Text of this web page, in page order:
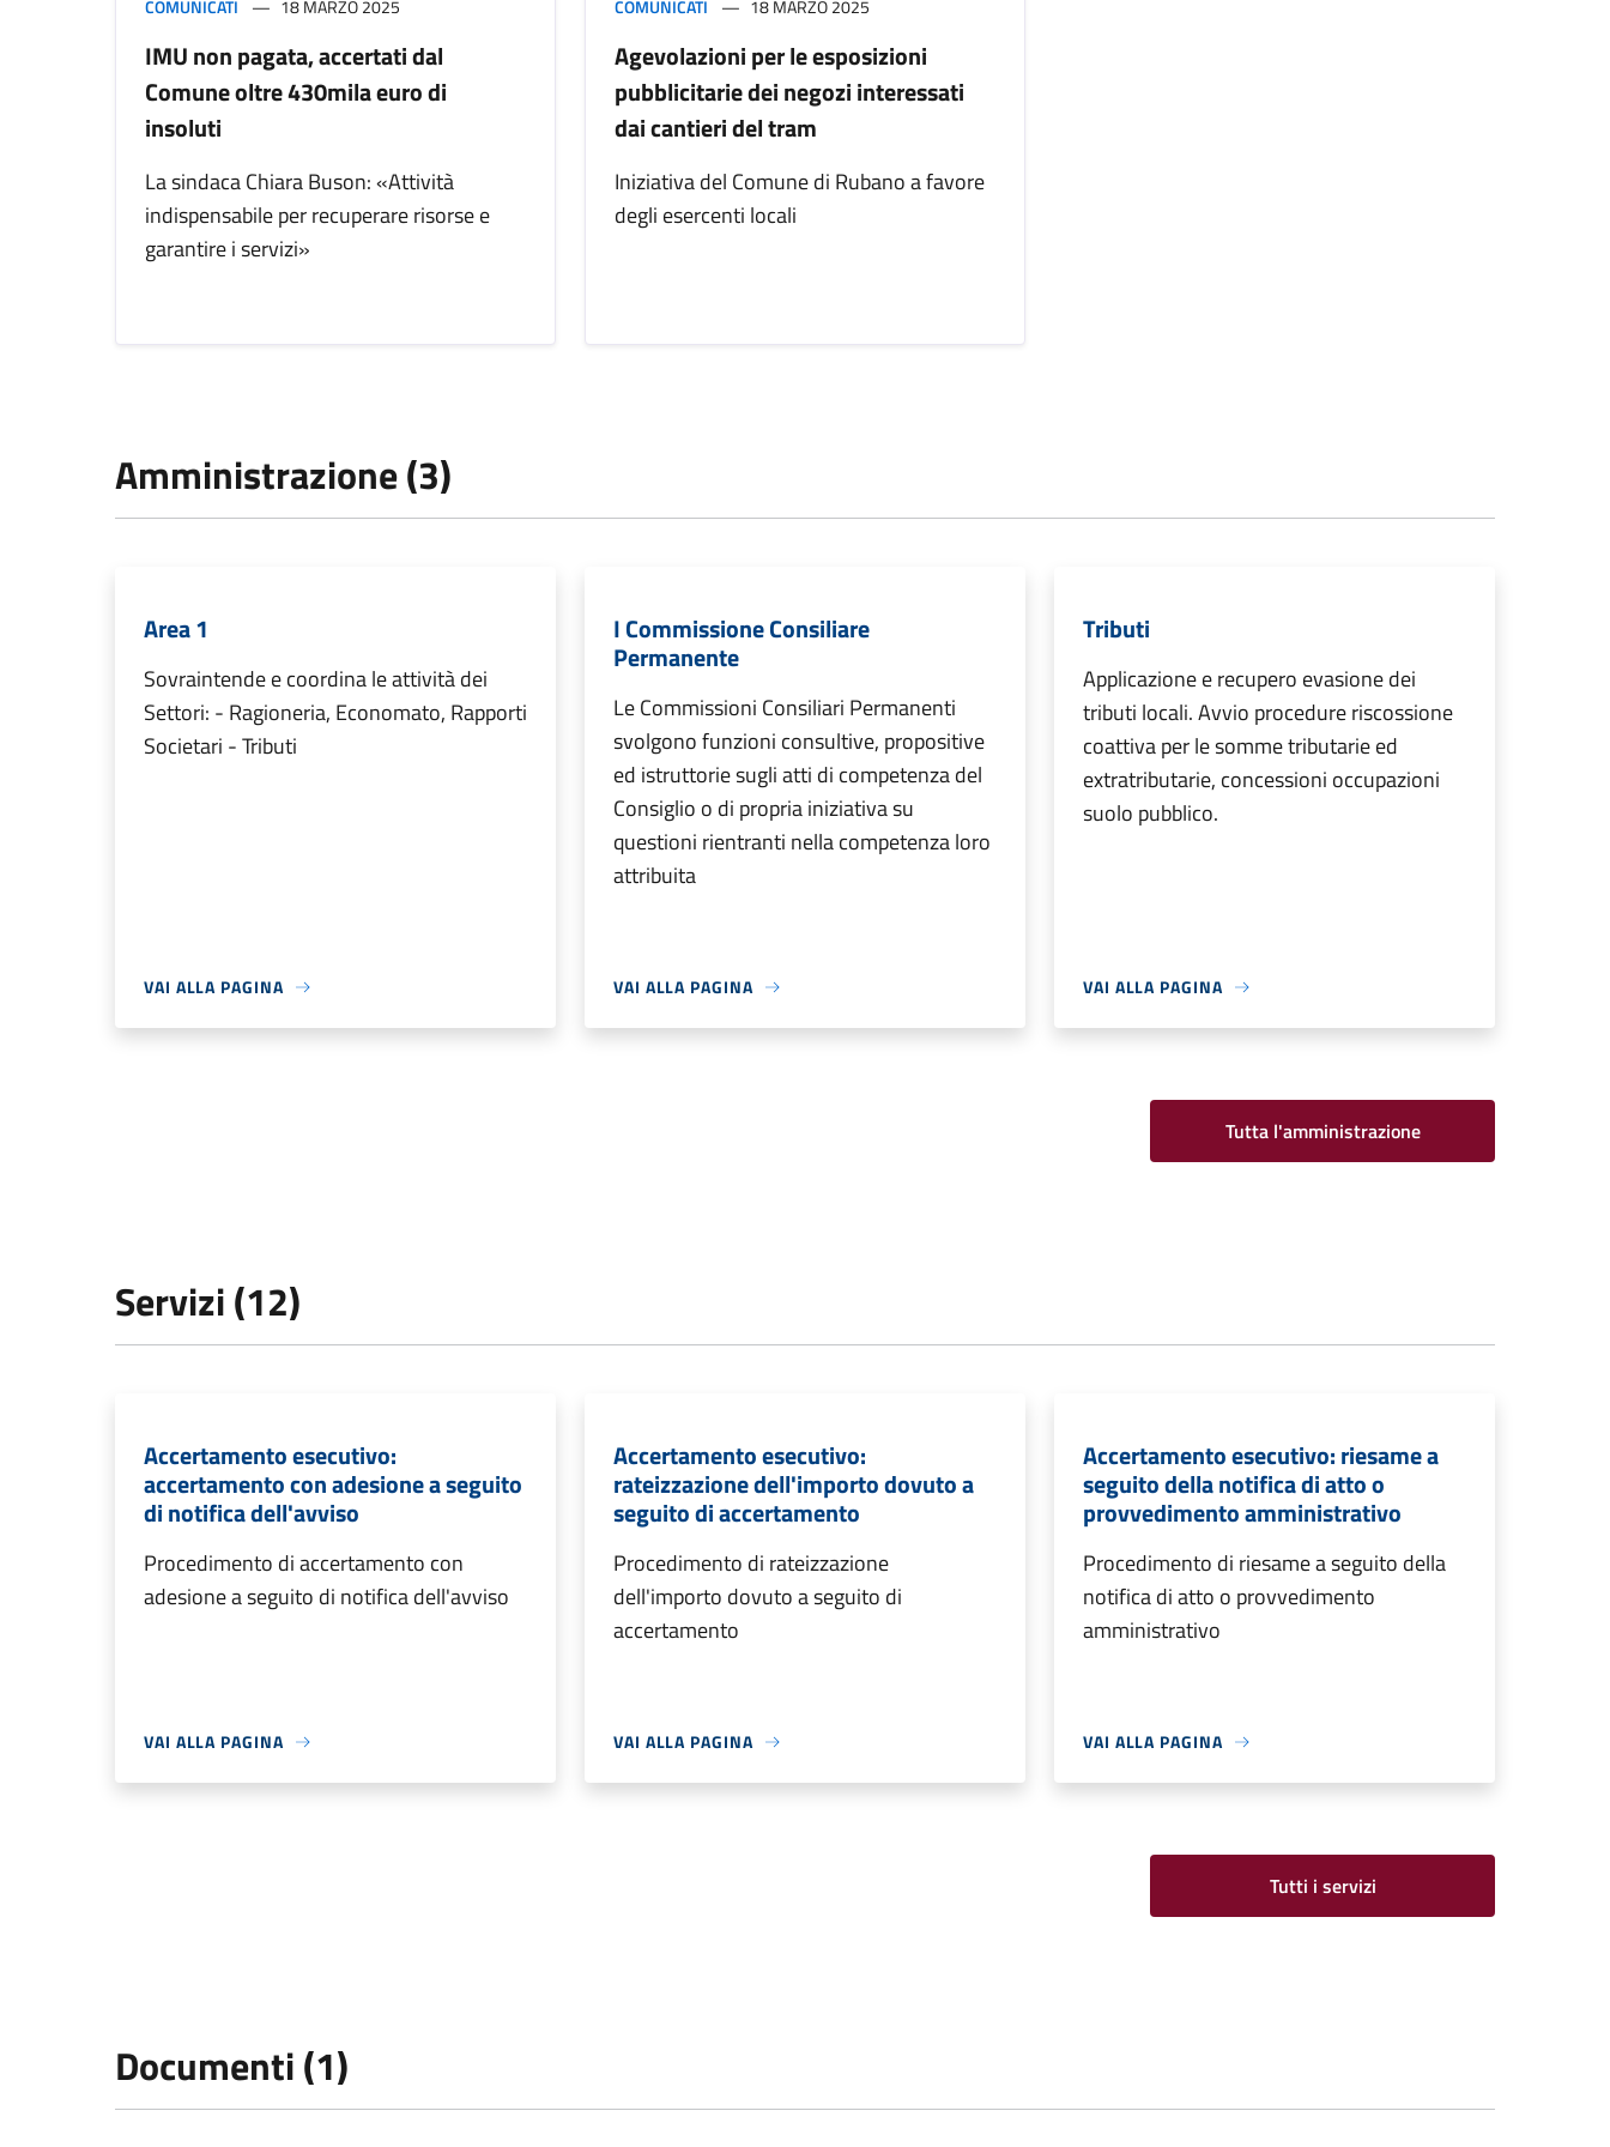
COMUNICATI 18 MARZO 2025
IMU non pagata, accertati dal
Comune oltre 430mila euro di
insoluti
La sindaca Chiara Buson: «Attività
indispensabile per recuperare risorse e
garantire i servizi»
COMUNICATI 18 MARZO 2025
Agevolazioni per le esposizioni
pubblicitarie dei negozi interessati
dai cantieri del tram
Iniziativa del Comune di Rubano a favore
degli esercenti locali
Amministrazione (3)
Area 1
Sovraintende e coordina le attività dei
Settori: - Ragioneria, Economato, Rapporti
Societari - Tributi
VAI ALLA PAGINA
I Commissione Consiliare
Permanente
Le Commissioni Consiliari Permanenti
svolgono funzioni consultive, propositive
ed istruttorie sugli atti di competenza del
Consiglio o di propria iniziativa su
questioni rientranti nella competenza loro
attribuita
VAI ALLA PAGINA
Tributi
Applicazione e recupero evasione dei
tributi locali. Avvio procedure riscossione
coattiva per le somme tributarie ed
extratributarie, concessioni occupazioni
suolo pubblico.
VAI ALLA PAGINA
Tutta l'amministrazione
Servizi (12)
Accertamento esecutivo:
accertamento con adesione a seguito
di notifica dell'avviso
Procedimento di accertamento con
adesione a seguito di notifica dell'avviso
VAI ALLA PAGINA
Accertamento esecutivo:
rateizzazione dell'importo dovuto a
seguito di accertamento
Procedimento di rateizzazione
dell'importo dovuto a seguito di
accertamento
VAI ALLA PAGINA
Accertamento esecutivo: riesame a
seguito della notifica di atto o
provvedimento amministrativo
Procedimento di riesame a seguito della
notifica di atto o provvedimento
amministrativo
VAI ALLA PAGINA
Tutti i servizi
Documenti (1)